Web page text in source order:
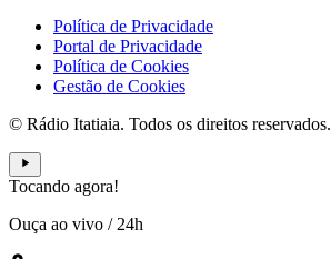
Política de Privacidade
Portal de Privacidade
Política de Cookies
Gestão de Cookies
© Rádio Itatiaia. Todos os direitos reservados.
Tocando agora!
Ouça ao vivo / 24h